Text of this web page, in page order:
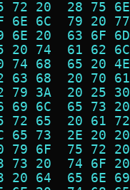
72 20  28 75
6E 6C  79 20
6E 20  63 6F
20 74  61 62
74 68  65 20
63 68  20 70
79 3A  20 25
69 6C  65 73
72 65  20 61
65 73  2E 20
79 6F  75 72
73 20  74 6F
20 64  65 6E